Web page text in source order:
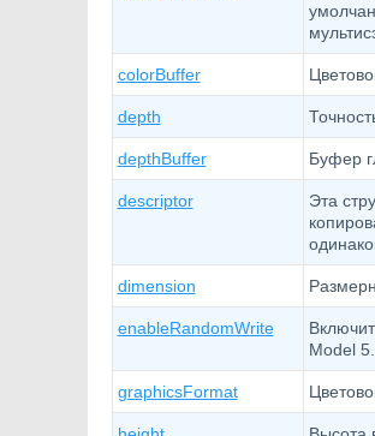
colorBuffer
depth
depthBuffer Буфер
descriptor
Эта
dimension
enableRandomWrite
Model
graphicsFormat